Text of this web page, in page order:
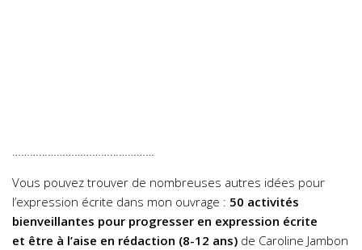
Vous pouvez trouver de nombreuses autres idées pour
l’expression écrite dans mon ouvrage : 50 activités
bienveillantes pour progresser en expression écrite
et être à l’aise en rédaction (8-12 ans) de Caroline Jambon